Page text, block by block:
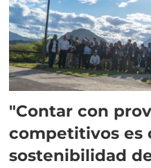
"Contar con
competitivos es
sostenibilidad